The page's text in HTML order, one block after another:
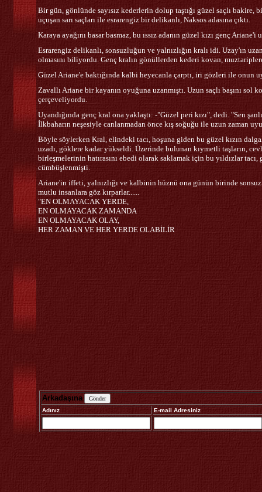
Bir gün, gönlünde sayısız kederlerin dolup taştığı güzel saçlı bakire,
uçuşan sarı saçları ile esrarengiz bir delikanlı, Naksos adasına çıktı.
Karaya ayağını basar basmaz, bu ıssız adanın güzel kızı genç
Esrarengiz delikanlı, sonsuzluğun ve yalnızlığın kralı idi. Uzay'ın
olmasını biliyordu. Genç kralın gönüllerden kederi kovan,
Güzel Ariane'e baktığında kalbi heyecanla çarptı, iri gözleri ile onun
Zavallı Ariane bir kayanın oyuğuna uzanmıştı. Uzun saçlı başını
çerçeveliyordu.
Uyandığında genç kral ona yaklaştı: -"Güzel peri kızı", dedi. "Sen
İlkbaharın neşesiyle canlanmadan önce kış soğuğu ile uzun zaman
Böyle söylerken Kral, elindeki tacı, hoşuna giden bu güzel kızın
uzadı, göklere kadar yükseldi. Üzerinde bulunan kıymetli taşların,
birleşmelerinin hatırasını ebedi olarak saklamak için bu yıldızlar
cümbüşlenmişti.
Ariane'in iffeti, yalnızlığı ve kalbinin hüznü ona günün birinde
mutlu insanlara göz kırparlar......
"EN OLMAYACAK YERDE,
EN OLMAYACAK ZAMANDA
EN OLMAYACAK OLAY,
HER ZAMAN VE HER YERDE OLABİLİR
Arkadaşına
Adınız E-mail Adresiniz